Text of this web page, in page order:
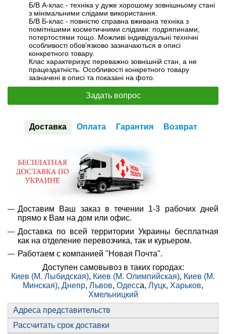
Б/В А-клас - техніка у дуже хорошому зовнішньому стані
з мінімальними слідами використання.
Б/В Б-клас - повністю справна вживана техніка з
помітнішими косметичними слідами: подряпинами,
потертостями тощо. Можливі індивідуальні технічні
особливості обов’язково зазначаються в описі
конкретного товару.
Клас характеризує переважно зовнішній стан, а не
працездатність. Особливості конкретного товару
зазначені в описі та показані на фото.
Задать вопрос
Доставка Оплата Гарантия Возврат
Доставим Ваш заказ в течении 1-3 рабочих дней
прямо к Вам на дом или офис.
Доставка по всей территории Украины бесплатная
как на отделение перевозчика, так и курьером.
Работаем с компанией "Новая Почта".
Доступен самовывоз в таких городах:
Киев (М. Лыбидская), Киев (М. Олимпийская), Киев (М.
Минская), Днепр, Львов, Одесса, Луцк, Харьков,
Хмельницкий
Адреса представительств
Рассчитать срок доставки